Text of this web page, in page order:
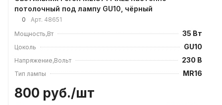
потолочный под лампу GU10, чёрный
0 Арт. 48651
Мощность,Вт
35 Вт
Цоколь GU10
Напряжение,Вольт 230 В
Тип лампы MR16
800 руб./шт